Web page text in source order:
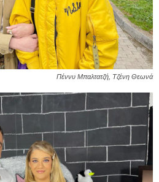
Πέννυ Μπαλτατζή, Τζένη Θεωνά